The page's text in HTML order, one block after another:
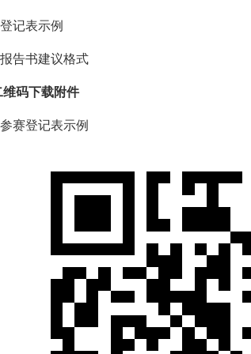
记表示例
告书建议格式
维码下载附件
赛登记表示例